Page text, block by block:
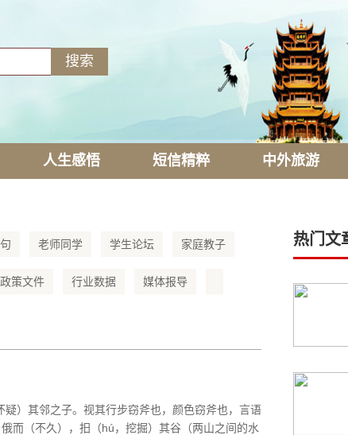
人生感悟 短信精粹 中外旅游
老师同学 学生论坛 家庭教子
政策文件 行业数据 媒体报导
疑）其邻之子。视其行步窃斧也，颜色窃斧也，言语
而（不久），抇（hú，挖掘）其谷（两山之间的水
热门文